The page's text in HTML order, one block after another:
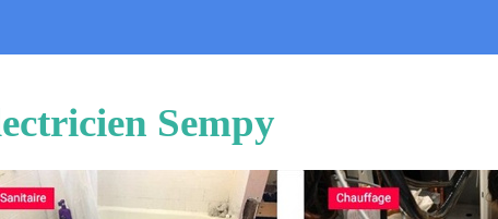
Sempy